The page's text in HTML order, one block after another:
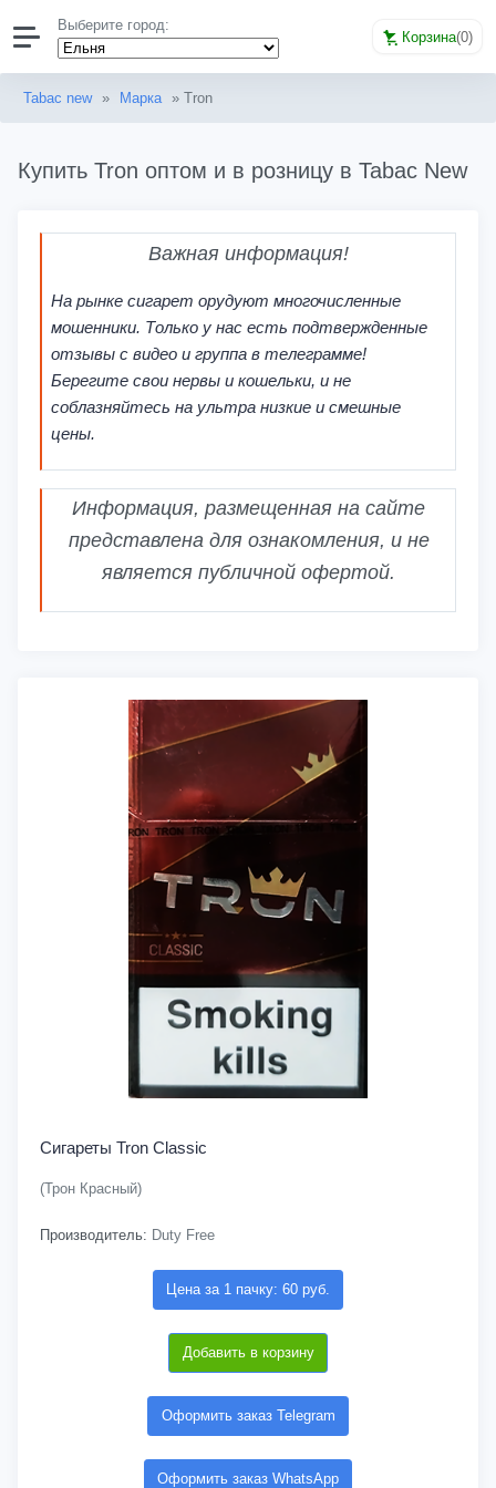
Выберите город:
Корзина(0)
Tabac new » Марка » Tron
Купить Tron оптом и в розницу в Tabac New
Важная информация!
На рынке сигарет орудуют многочисленные
мошенники. Только у нас есть подтвержденные
отзывы с видео и группа в телеграмме!
Берегите свои нервы и кошельки, и не
соблазняйтесь на ультра низкие и смешные
цены.
Информация, размещенная на сайте
представлена для ознакомления, и не
является публичной офертой.
Сигареты Tron Classic
(Трон Красный)
Производитель: Duty Free
Цена за 1 пачку: 60 руб.
Добавить в корзину
Оформить заказ Telegram
Оформить заказ WhatsApp